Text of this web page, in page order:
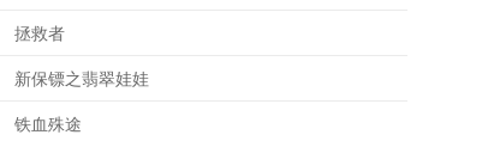
拯救者
新保镖之翡翠娃娃
铁血殊途